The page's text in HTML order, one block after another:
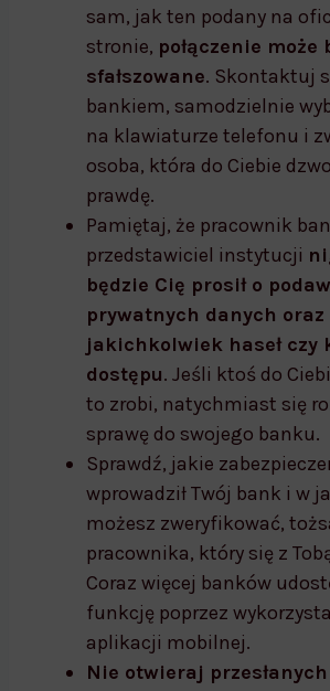
sam, jak ten podany na
stronie, połączenie może
sfałszowane. Skontaktuj
bankiem, samodzielnie
na klawiaturze telefonu i
osoba, która do Ciebie
prawdę.
Pamiętaj, że pracownik
przedstawiciel instytucji
będzie Cię prosił o
prywatnych danych oraz
jakichkolwiek haseł czy
dostępu. Jeśli ktoś do
to zrobi, natychmiast się
sprawę do swojego banku.
Sprawdź, jakie
wprowadził Twój bank i w
możesz zweryfikować,
pracownika, który się z
Coraz więcej banków
funkcję poprzez
aplikacji mobilnej.
Nie otwieraj